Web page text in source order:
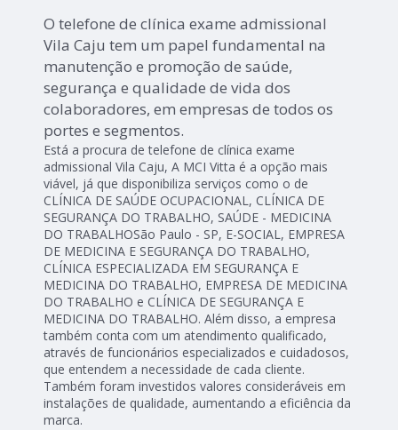
O telefone de clínica exame admissional
Vila Caju tem um papel fundamental na
manutenção e promoção de saúde,
segurança e qualidade de vida dos
colaboradores, em empresas de todos os
portes e segmentos.
Está a procura de telefone de clínica exame
admissional Vila Caju, A MCI Vitta é a opção mais
viável, já que disponibiliza serviços como o de
CLÍNICA DE SAÚDE OCUPACIONAL, CLÍNICA DE
SEGURANÇA DO TRABALHO, SAÚDE - MEDICINA
DO TRABALHOSão Paulo - SP, E-SOCIAL, EMPRESA
DE MEDICINA E SEGURANÇA DO TRABALHO,
CLÍNICA ESPECIALIZADA EM SEGURANÇA E
MEDICINA DO TRABALHO, EMPRESA DE MEDICINA
DO TRABALHO e CLÍNICA DE SEGURANÇA E
MEDICINA DO TRABALHO. Além disso, a empresa
também conta com um atendimento qualificado,
através de funcionários especializados e cuidadosos,
que entendem a necessidade de cada cliente.
Também foram investidos valores consideráveis em
instalações de qualidade, aumentando a eficiência da
marca.